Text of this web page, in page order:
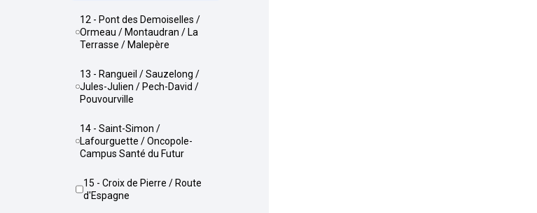
12 - Pont des Demoiselles /
Ormeau / Montaudran / La
Terrasse / Malepère
13 - Rangueil / Sauzelong /
Jules-Julien / Pech-David /
Pouvourville
14 - Saint-Simon /
Lafourguette / Oncopole-
Campus Santé du Futur
15 - Croix de Pierre / Route
d'Espagne